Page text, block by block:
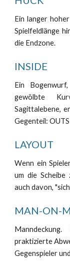
Ein langer
Spielfeldlänge
die Endzone.
INSIDE
Ein
gewölbte
Sagittalebene,
Gegenteil:
LAYOUT
Wenn ein
um die
auch davon,
MAN-ON-
praktizierte
Gegenspieler